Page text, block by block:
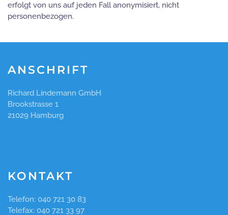
erfolgt von uns auf jeden Fall anonymisiert, nicht
personenbezogen.
ANSCHRIFT
Richard Lindemann GmbH
Brookstrasse 1
21029 Hamburg
KONTAKT
Telefon: 040 721 30 83
Telefax: 040 721 33 97